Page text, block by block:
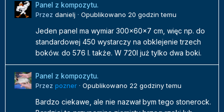
Panel z kompozytu.
Przez danielj · Opublikowano 20 godzin temu
Jeden panel ma wymiar 300x60x7 cm, więc np. do
standardowej 450 wystarczy na obklejenie trzech
boków. do 576 l. także. W 720l już tylko dwa boki.
Panel z kompozytu.
Przez pozner · Opublikowano 22 godziny temu
Bardzo ciekawe, ale nie nazwał bym tego stonerock.